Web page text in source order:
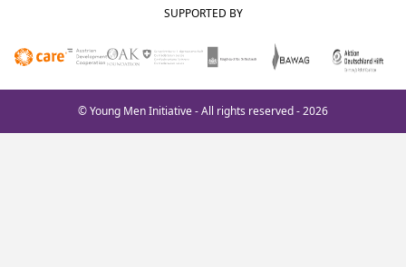
SUPPORTED BY
© Young Men Initiative - All rights reserved - 2026